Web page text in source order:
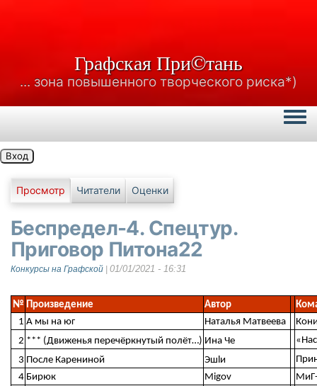
Графская При©тань
... зона повышенного творческого риска*)
Вход
Главные вкладки
Просмотр Читатели Оценки
Беспредел-4. Спецтур.
Приговор Питона22
Конкурсы на Графской 01/01/2021 - 16:31
№ Произведение Автор
1 А мы на юг Наталья Матвеева
2 *** (Движенья перечёркнутый полёт…) Ина Че
3 После Карениной Эшlи
4 Бирюк Migov